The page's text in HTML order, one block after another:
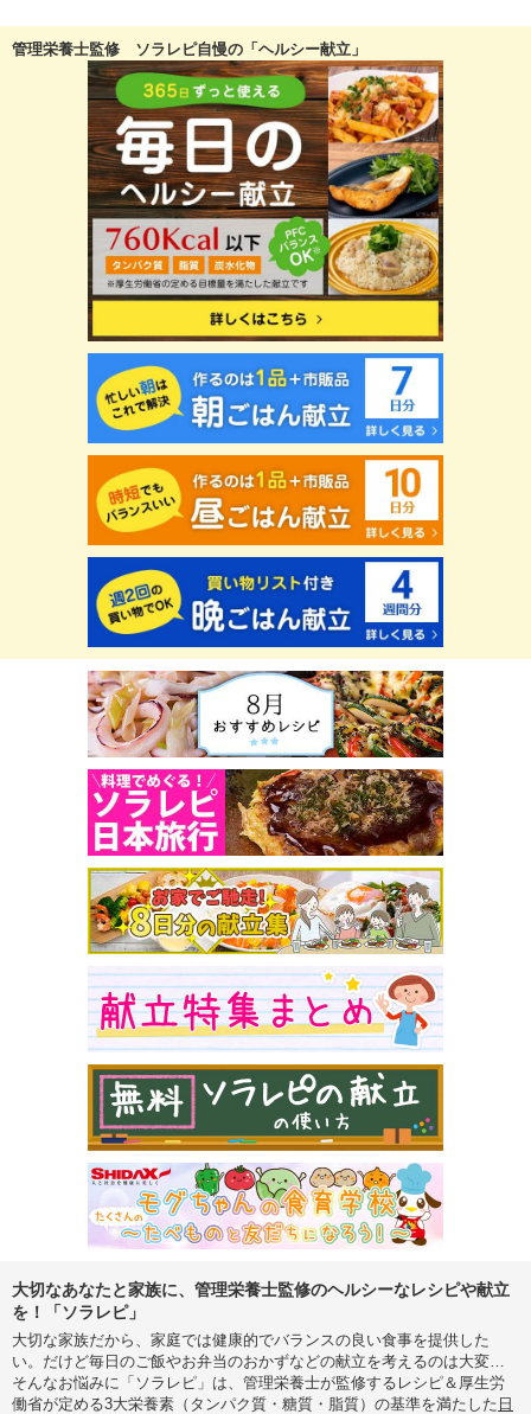
管理栄養士監修 ソラレピ自慢の「ヘルシー献立」
大切なあなたと家族に、管理栄養士監修のヘルシーなレシピや献立
を！「ソラレピ」
大切な家族だから、家庭では健康的でバランスの良い食事を提供した
い。だけど毎日のご飯やお弁当のおかずなどの献立を考えるのは大変…
そんなお悩みに「ソラレピ」は、管理栄養士が監修するレシピ＆厚生労
働省が定める3大栄養素（タンパク質・糖質・脂質）の基準を満たした 日